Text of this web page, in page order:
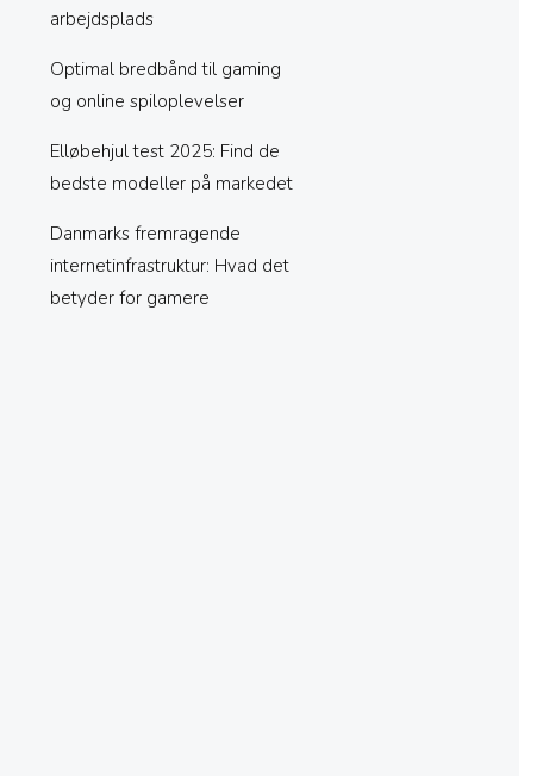
arbejdsplads
Optimal bredbånd til gaming
og online spiloplevelser
Elløbehjul test 2025: Find de
bedste modeller på markedet
Danmarks fremragende
internetinfrastruktur: Hvad det
betyder for gamere